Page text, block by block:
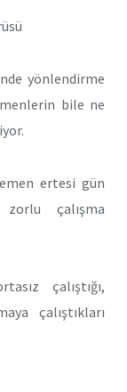
yönlendirme
bile ne
ertesi gün
çalışma
çalıştığı,
çalıştıkları